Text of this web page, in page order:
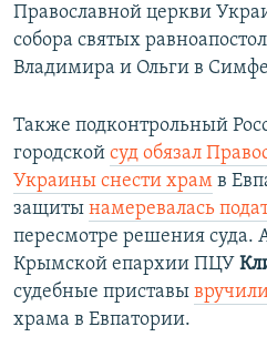
Православной церкви
собора святых
Владимира и Ольги в
Также подконтрольный
городской суд обязал
Украины снести храм в
защиты намеревалась
пересмотре решения суда.
Крымской епархии ПЦУ
судебные приставы
храма в Евпатории.